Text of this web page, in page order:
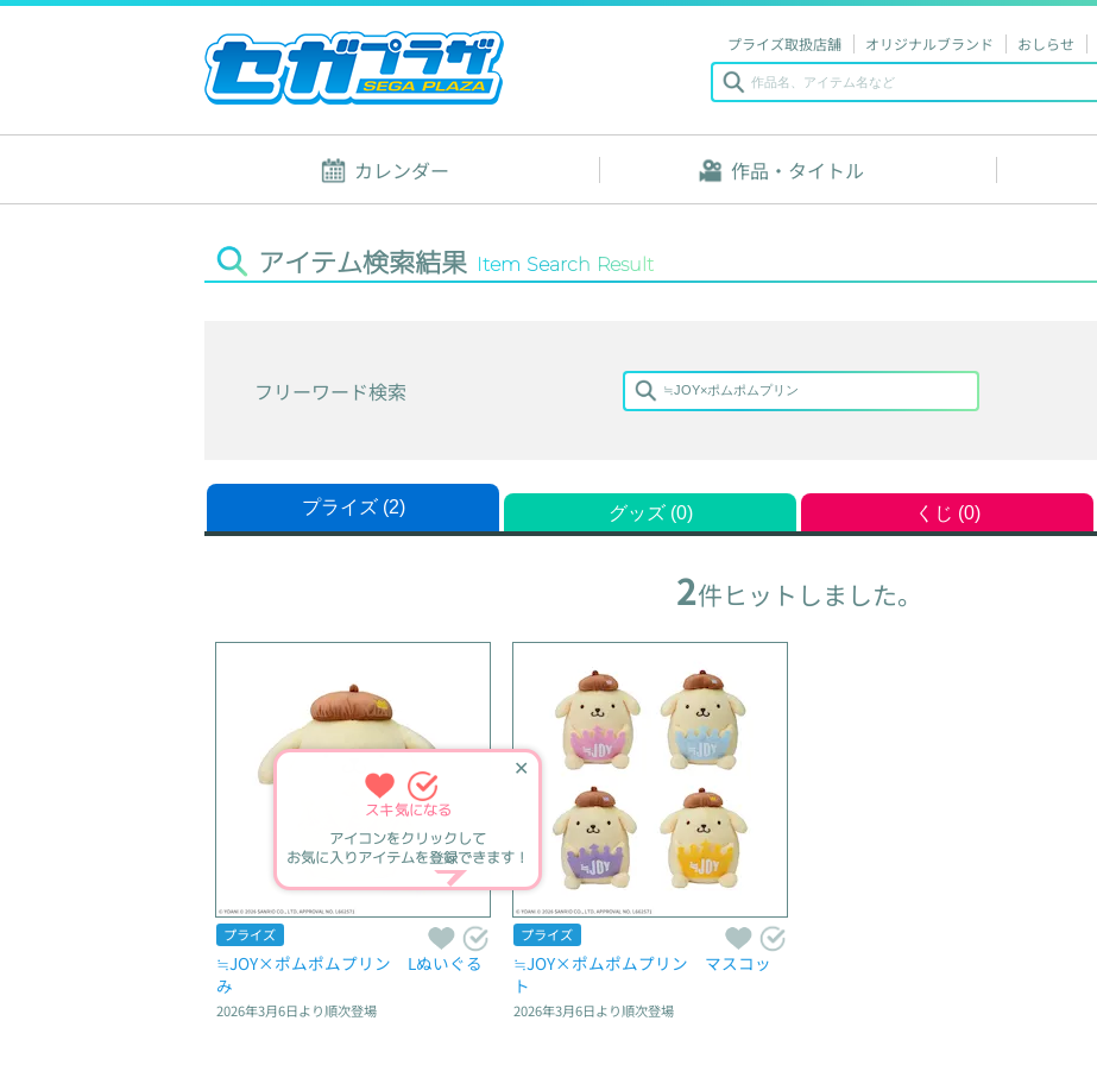
プライズ取扱店舗 オリジナルブランド おしらせ
カレンダー 作品・タイトル
アイテム検索結果 Item Search Result
フリーワード検索
プライズ (2) グッズ (0) くじ (0)
2件ヒットしました。
プライズ
≒JOY×ポムポムプリン　Lぬいぐる
み
2026年3月6日より順次登場
プライズ
≒JOY×ポムポムプリン　マスコッ
ト
2026年3月6日より順次登場
✕
スキ気になる
アイコンをクリックして
お気に入りアイテムを登録できます！